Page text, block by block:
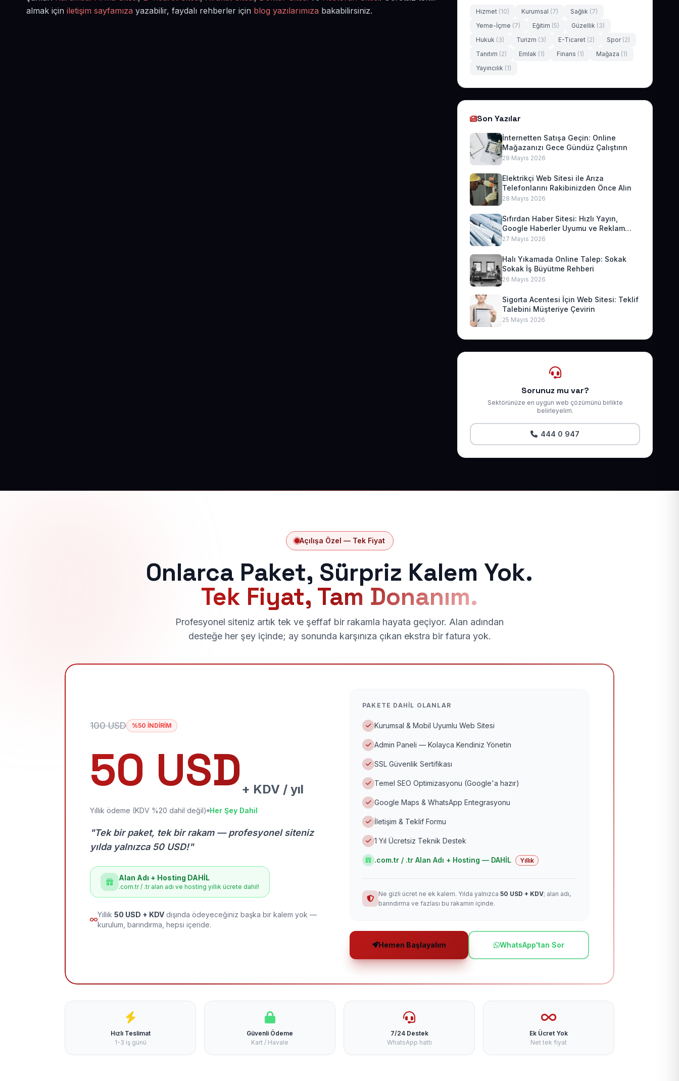
almak için iletişim sayfamıza yazabilir, faydalı rehberler için blog yazılarımıza bakabilirsiniz. Hizmet (10) Kurumsal (7) Sağlık (7)
Yeme-İçme (7) Eğitim (5) Güzellik (3)
Hukuk (3) Turizm (3) E-Ticaret (2) Spor (2)
Tanıtım (2) Emlak (1) Finans (1) Mağaza (1)
Yayıncılık (1)
Son Yazılar
İnternetten Satışa Geçin: Online
Mağazanızı Gece Gündüz Çalıştırın
29 Mayıs 2026
Elektrikçi Web Sitesi ile Arıza
Telefonlarını Rakibinizden Önce Alın
28 Mayıs 2026
Sıfırdan Haber Sitesi: Hızlı Yayın,
Google Haberler Uyumu ve Reklam
Geliri
27 Mayıs 2026
Halı Yıkamada Online Talep: Sokak
Sokak İş Büyütme Rehberi
26 Mayıs 2026
Sigorta Acentesi İçin Web Sitesi: Teklif
Talebini Müşteriye Çevirin
25 Mayıs 2026
Sorunuz mu var?
Sektörünüze en uygun web çözümünü birlikte
belirleyelim.
444 0 947
Açılışa Özel — Tek Fiyat
Onlarca Paket, Sürpriz Kalem Yok.
Tek Fiyat, Tam Donanım.
Profesyonel siteniz artık tek ve şeffaf bir rakamla hayata geçiyor. Alan adından
desteğe her şey içinde; ay sonunda karşınıza çıkan ekstra bir fatura yok.
100 USD %50 İNDİRİM
50 USD + KDV / yıl
Yıllık ödeme (KDV %20 dahil değil) Her Şey Dahil
"Tek bir paket, tek bir rakam — profesyonel siteniz
yılda yalnızca 50 USD!"
Alan Adı + Hosting DAHİL
.com.tr / .tr alan adı ve hosting yıllık ücrete dahil!
Yıllık 50 USD + KDV dışında ödeyeceğiniz başka bir kalem yok —
kurulum, barındırma, hepsi içeride.
PAKETE DAHIL OLANLAR
Kurumsal & Mobil Uyumlu Web Sitesi
Admin Paneli — Kolayca Kendiniz Yönetin
SSL Güvenlik Sertifikası
Temel SEO Optimizasyonu (Google'a hazır)
Google Maps & WhatsApp Entegrasyonu
İletişim & Teklif Formu
1 Yıl Ücretsiz Teknik Destek
.com.tr / .tr Alan Adı + Hosting — DAHİL Yıllık
Ne gizli ücret ne ek kalem. Yılda yalnızca 50 USD + KDV; alan adı,
barındırma ve fazlası bu rakamın içinde.
Hemen Başlayalım WhatsApp'tan Sor
Hızlı Teslimat
1-3 iş günü
Güvenli Ödeme
Kart / Havale
7/24 Destek
WhatsApp hattı
Ek Ücret Yok
Net tek fiyat